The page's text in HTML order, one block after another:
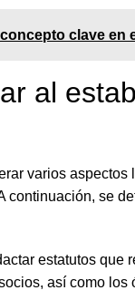
clave en
al
varios
se
estatutos que
así como los